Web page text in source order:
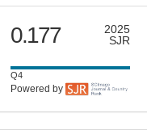
scimago
0.177
2025
SJR
Q4
Powered by